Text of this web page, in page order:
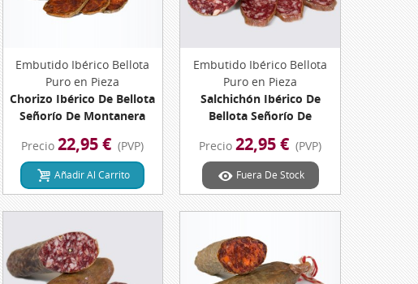
Vista Rápida
Embutido Ibérico Bellota
Puro en Pieza
Chorizo Ibérico De Bellota
Señorío De Montanera
Extremadura
Precio22,95 € (PVP)
Añadir Al Carrito
Vista Rápida
Embutido Ibérico Bellota
Puro en Pieza
Salchichón Ibérico De
Bellota Señorío De
Dehesa De Extremadura
Precio22,95 € (PVP)
Fuera De Stock